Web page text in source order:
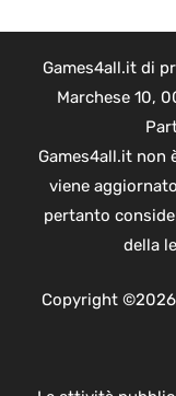
Games4all.it di
Marchese 10,
Games4all.it non
viene
pertanto
della
Copyright